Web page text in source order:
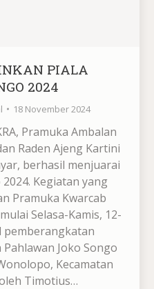
PIALA
2024
18 November 2024
Pramuka Ambalan
Raden Ajeng Kartini
berhasil menjuarai
Kegiatan yang
Pramuka Kwarcab
Selasa-Kamis, 12-
pemberangkatan
Joko Songo
Kecamatan
Timotius…